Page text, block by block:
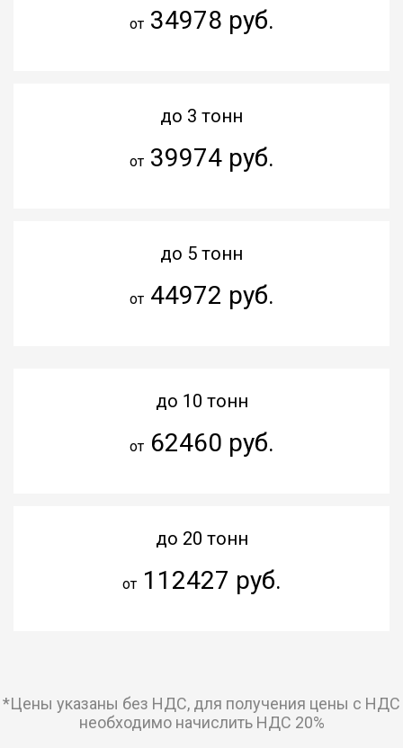
от34978 руб.
до 3 тонн
от39974 руб.
до 5 тонн
от44972 руб.
до 10 тонн
от62460 руб.
до 20 тонн
от112427 руб.
*Цены указаны без НДС, для получения цены с НДС
необходимо начислить НДС 20%